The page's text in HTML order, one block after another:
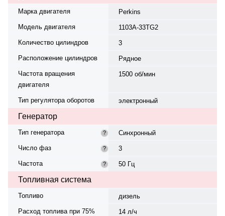
Марка двигателя
Perkins
Модель двигателя
1103A-33TG2
Количество цилиндров
3
Расположение цилиндров
Рядное
Частота вращения
двигателя
1500 об/мин
Тип регулятора оборотов электронный
Генератор
Тип генератора ?
Синхронный
Число фаз
?
3
Частота
? 50 Гц
Топливная система
Топливо
дизель
Расход топлива при 75%
14 л/ч